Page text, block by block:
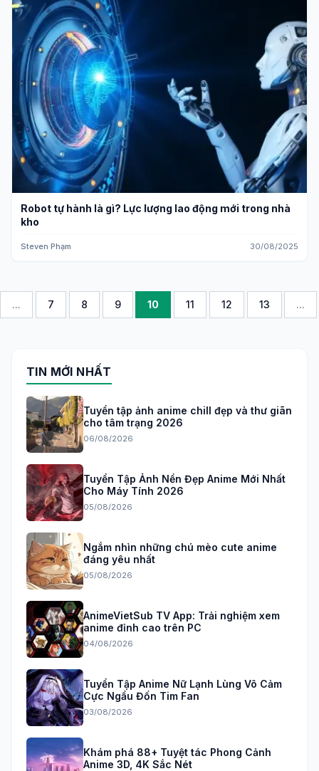
Robot tự hành là gì? Lực lượng lao động mới trong nhà
kho
Steven Phạm 30/08/2025
... 7 8 9 10 11 12 13 ...
TIN MỚI NHẤT
Tuyển tập ảnh anime chill đẹp và thư giãn
cho tâm trạng 2026
06/08/2026
Tuyển Tập Ảnh Nền Đẹp Anime Mới Nhất
Cho Máy Tính 2026
05/08/2026
Ngắm nhìn những chú mèo cute anime
đáng yêu nhất
05/08/2026
AnimeVietSub TV App: Trải nghiệm xem
anime đỉnh cao trên PC
04/08/2026
Tuyển Tập Anime Nữ Lạnh Lùng Vô Cảm
Cực Ngầu Đốn Tim Fan
03/08/2026
Khám phá 88+ Tuyệt tác Phong Cảnh
Anime 3D, 4K Sắc Nét